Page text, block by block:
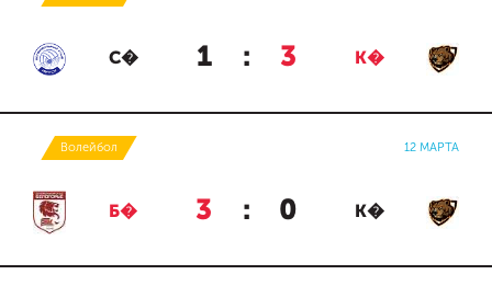
С� 1 : 3 К�
Волейбол 12 МАРТА
Б� 3 : 0 К�